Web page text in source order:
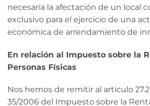
necesaria la afectación de un local
exclusivo para el ejercicio de una
económica de arrendamiento de
En relación al Impuesto sobre la
Personas Físicas
Nos hemos de remitir al artículo
35/2006 del Impuesto sobre la